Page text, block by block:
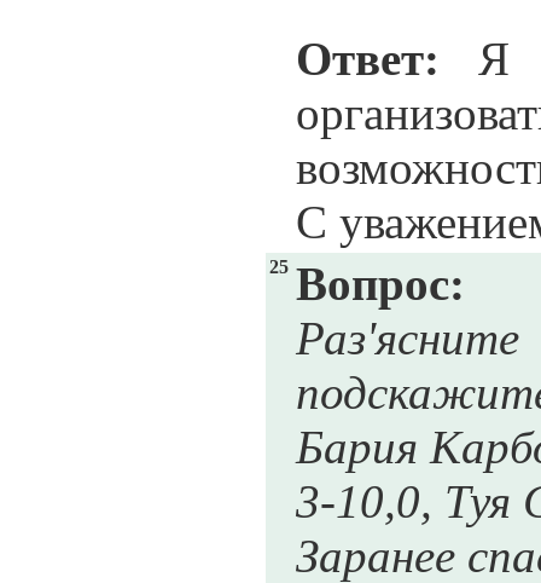
Ответ: Я
С
25 Вопрос:
Бария
3-10,0, Туя
Заранее